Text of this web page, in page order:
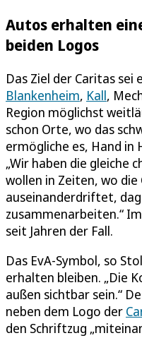
Autos erhalten
beiden Logos
Das Ziel der Caritas
Blankenheim, Kall,
Region möglichst
schon Orte, wo das
ermögliche es, Hand in
„Wir haben die gleiche
wollen in Zeiten, wo
auseinanderdriftet,
zusammenarbeiten.“
seit Jahren der Fall.
Das EvA-Symbol, so
erhalten bleiben. „Die
außen sichtbar sein.“
neben dem Logo der
den Schriftzug